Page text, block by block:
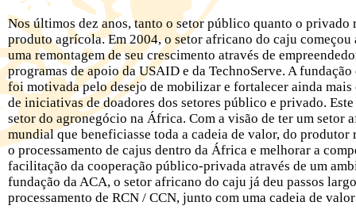
Nos últimos dez anos, tanto o setor público quanto o privado
produto agrícola. Em 2004, o setor africano do caju
uma remontagem de seu crescimento através de
programas de apoio da USAID e da TechnoServe. A
foi motivada pelo desejo de mobilizar e fortalecer ainda
de iniciativas de doadores dos setores público e privado.
setor do agronegócio na África. Com a visão de ter um
mundial que beneficiasse toda a cadeia de valor, do
o processamento de cajus dentro da África e melhorar a
facilitação da cooperação público-privada através de um
fundação da ACA, o setor africano do caju já deu passos
processamento de RCN / CCN, junto com uma cadeia de